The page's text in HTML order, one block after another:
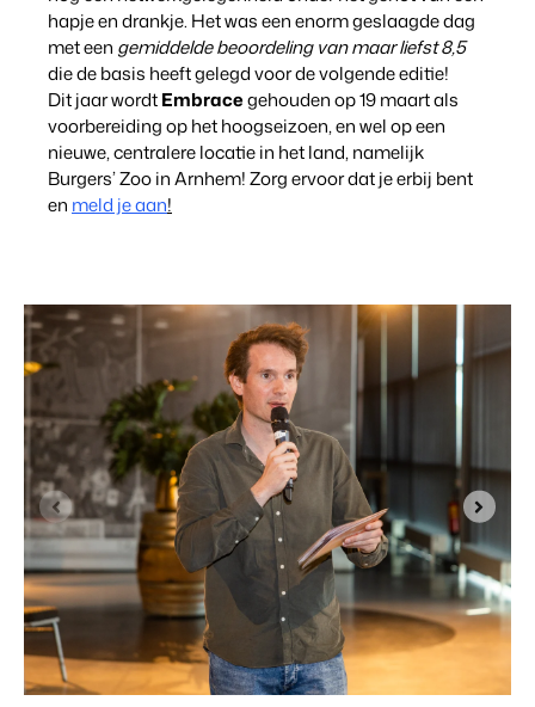
hapje en drankje. Het was een enorm geslaagde dag
met een gemiddelde beoordeling van maar liefst 8,5
die de basis heeft gelegd voor de volgende editie!
Dit jaar wordtEmbracegehouden op 19 maart als
voorbereiding op het hoogseizoen, en wel op een
nieuwe, centralere locatie in het land, namelijk
Burgers’ Zoo in Arnhem! Zorg ervoor dat je erbij bent
en meld je aan!